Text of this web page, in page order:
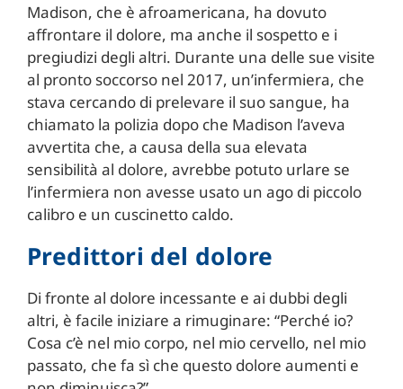
Madison, che è afroamericana, ha dovuto
affrontare il dolore, ma anche il sospetto e i
pregiudizi degli altri. Durante una delle sue visite
al pronto soccorso nel 2017, un’infermiera, che
stava cercando di prelevare il suo sangue, ha
chiamato la polizia dopo che Madison l’aveva
avvertita che, a causa della sua elevata
sensibilità al dolore, avrebbe potuto urlare se
l’infermiera non avesse usato un ago di piccolo
calibro e un cuscinetto caldo.
Predittori del dolore
Di fronte al dolore incessante e ai dubbi degli
altri, è facile iniziare a rimuginare: “Perché io?
Cosa c’è nel mio corpo, nel mio cervello, nel mio
passato, che fa sì che questo dolore aumenti e